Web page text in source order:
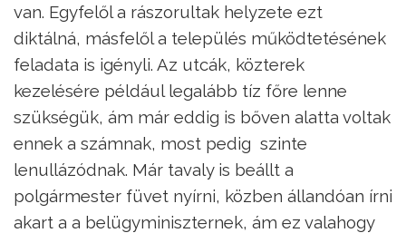
van. Egyfelől a rászorultak helyzete ezt
diktálná, másfelől a település működtetésének
feladata is igényli. Az utcák, közterek
kezelésére például legalább tíz főre lenne
szükségük, ám már eddig is bőven alatta voltak
ennek a számnak, most pedig szinte
lenullázódnak. Már tavaly is beállt a
polgármester füvet nyírni, közben állandóan írni
akart a a belügyminiszternek, ám ez valahogy